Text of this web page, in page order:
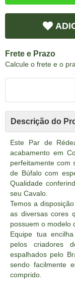
Frete e Prazo
Calcule o frete e o
Descrição do
Este Par de
acabamento em
perfeitamente com
de Búfalo com
Qualidade
seu Cavalo.
Temos a
as diversas cores
possuem o modelo
Equipe tua
pelos criadores
espalhados pelo
sendo facilmente
comprido.